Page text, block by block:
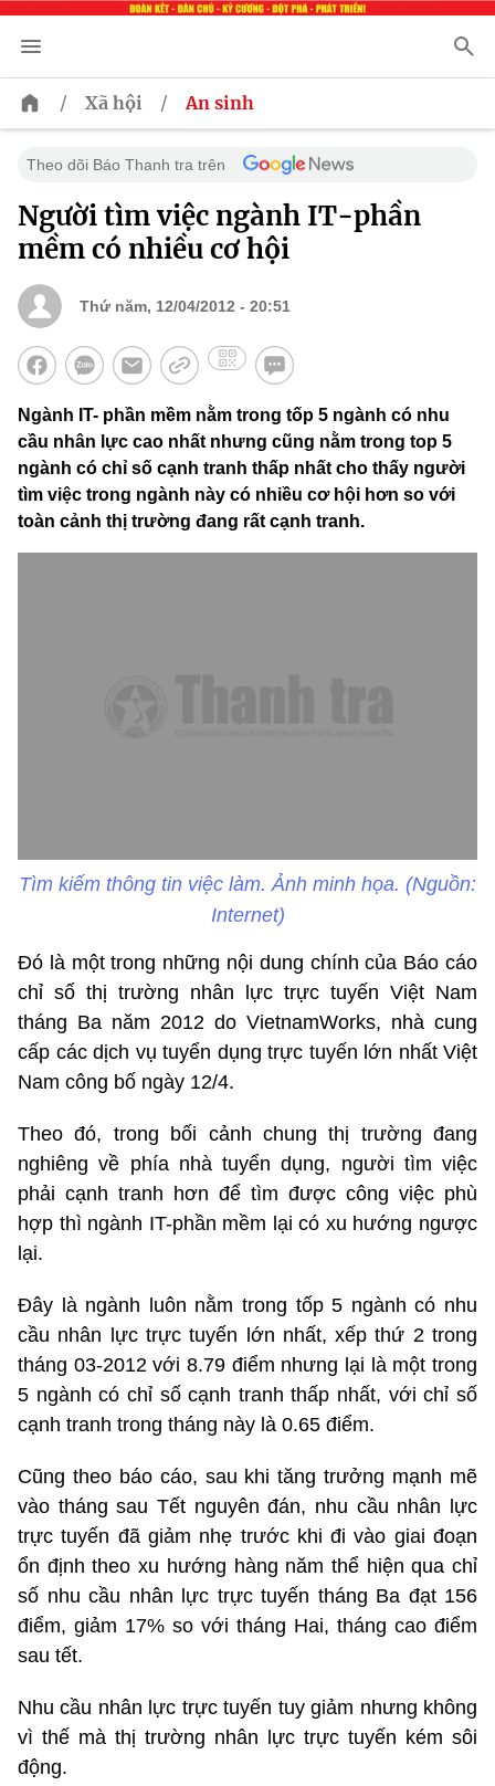
/ Xã hội / An sinh
Theo dõi Báo Thanh tra trên
Người tìm việc ngành IT-phần
mềm có nhiều cơ hội
Thứ năm, 12/04/2012 - 20:51
Ngành IT- phần mềm nằm trong tốp 5 ngành có nhu
cầu nhân lực cao nhất nhưng cũng nằm trong top 5
ngành có chỉ số cạnh tranh thấp nhất cho thấy người
tìm việc trong ngành này có nhiều cơ hội hơn so với
toàn cảnh thị trường đang rất cạnh tranh.
Tìm kiếm thông tin việc làm. Ảnh minh họa. (Nguồn:
Internet)
Đó là một trong những nội dung chính của Báo cáo
chỉ số thị trường nhân lực trực tuyến Việt Nam
tháng Ba năm 2012 do VietnamWorks, nhà cung
cấp các dịch vụ tuyển dụng trực tuyến lớn nhất Việt
Nam công bố ngày 12/4.
Theo đó, trong bối cảnh chung thị trường đang
nghiêng về phía nhà tuyển dụng, người tìm việc
phải cạnh tranh hơn để tìm được công việc phù
hợp thì ngành IT-phần mềm lại có xu hướng ngược
lại.
Đây là ngành luôn nằm trong tốp 5 ngành có nhu
cầu nhân lực trực tuyến lớn nhất, xếp thứ 2 trong
tháng 03-2012 với 8.79 điểm nhưng lại là một trong
5 ngành có chỉ số cạnh tranh thấp nhất, với chỉ số
cạnh tranh trong tháng này là 0.65 điểm.
Cũng theo báo cáo, sau khi tăng trưởng mạnh mẽ
vào tháng sau Tết nguyên đán, nhu cầu nhân lực
trực tuyến đã giảm nhẹ trước khi đi vào giai đoạn
ổn định theo xu hướng hàng năm thể hiện qua chỉ
số nhu cầu nhân lực trực tuyến tháng Ba đạt 156
điểm, giảm 17% so với tháng Hai, tháng cao điểm
sau tết.
Nhu cầu nhân lực trực tuyến tuy giảm nhưng không
vì thế mà thị trường nhân lực trực tuyến kém sôi
động.